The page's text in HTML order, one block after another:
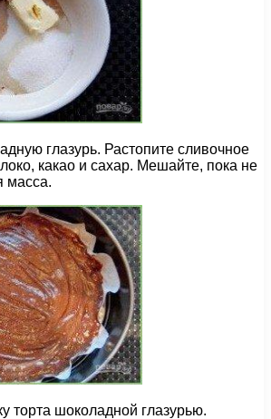
глазурь. Растопите сливочное
какао и сахар. Мешайте, пока не
масса.
торта шоколадной глазурью.